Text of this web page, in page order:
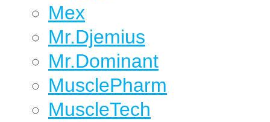
Mex
Mr.Djemius
Mr.Dominant
MusclePharm
MuscleTech